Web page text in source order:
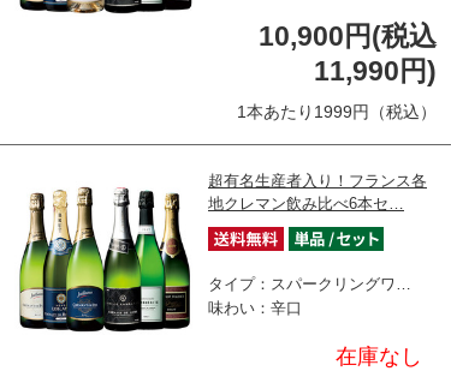
10,900円(税込
11,990円)
1本あたり1999円（税込）
超有名生産者入り！フランス各
地クレマン飲み比べ6本セ…
タイプ：スパークリングワ…
味わい：辛口
在庫なし